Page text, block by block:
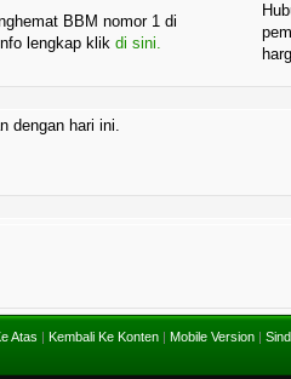
BBM nomor 1 di
lengkap klik di sini.
dengan hari ini.
Atas | Kembali Ke Konten | Mobile Version |